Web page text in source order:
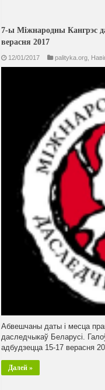
7-ы Міжнародны Кангрэс
верасня 2017
12/01/2017 palityka.org
Абвешчаны даты і месца
даследчыкаў Беларусі.
адбудзецца 15-17 верасня
Далей »